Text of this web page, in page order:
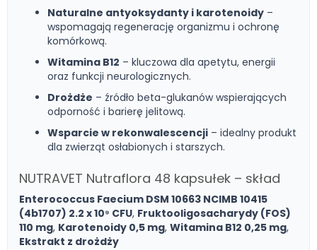
Naturalne antyoksydanty i karotenoidy –
wspomagają regenerację organizmu i ochronę
komórkową.
Witamina B12 – kluczowa dla apetytu, energii
oraz funkcji neurologicznych.
Drożdże – źródło beta-glukanów wspierających
odporność i barierę jelitową.
Wsparcie w rekonwalescencji – idealny produkt
dla zwierząt osłabionych i starszych.
NUTRAVET Nutraflora 48 kapsułek – skład
Enterococcus Faecium DSM 10663 NCIMB 10415
(4b1707) 2.2 x 10⁹ CFU, Fruktooligosacharydy (FOS)
110 mg, Karotenoidy 0,5 mg, Witamina B12 0,25 mg,
Ekstrakt z drożdży